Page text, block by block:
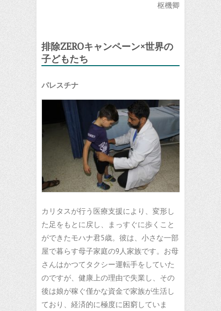
枢機卿
排除ZEROキャンペーン×世界の
子どもたち
パレスチナ
カリタスが行う医療支援により、変形し
た足をもとに戻し、まっすぐに歩くこと
ができたモハナ君5歳。彼は、小さな一部
屋で暮らす母子家庭の9人家族です。お母
さんはかつてタクシー運転手をしていた
のですが、健康上の理由で失業し、その
後は娘が稼ぐ僅かな資金で家族が生活し
ており、経済的に極度に困窮していま